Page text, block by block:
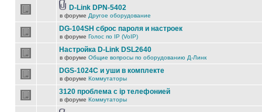
D-Link DPN-5402
в форуме Другое оборудование
DG-104SH сброс пароля и настроек
в форуме Голос по IP (VoIP)
Настройка D-Link DSL2640
в форуме Общие вопросы по оборудованию Д-Линк
DGS-1024C и уши в комплекте
в форуме Коммутаторы
3120 проблема с ip телефонией
в форуме Коммутаторы